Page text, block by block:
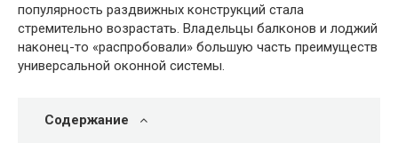
популярность раздвижных конструкций стала
стремительно возрастать. Владельцы балконов и лоджий
наконец-то «распробовали» большую часть преимуществ
универсальной оконной системы.
Содержание